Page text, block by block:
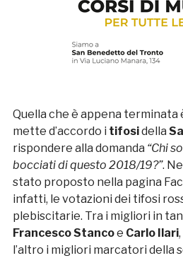
Quella che è appena terminata
mette d’accordo i tifosidella
rispondere alla domanda “Chi
bocciati di questo 2018/19?”.
stato proposto nella pagina
infatti, le votazioni dei tifosi
plebiscitarie. Tra i migliori in
Francesco Stancoe Carlo Ilari
l’altro i migliori marcatori della